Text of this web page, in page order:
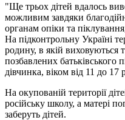
"Ще трьох дітей вдалось
можливим завдяки
органам опіки та
На підконтрольну Україні
родину, в якій виховуються
позбавлених батьківського
дівчинка, віком від 11 до 17
На окупованій території
російську школу, а матері
заберуть дітей.